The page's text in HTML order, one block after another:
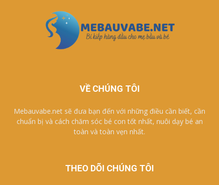
VỀ CHÚNG TÔI
Mebauvabe.net sẽ đưa bạn đến với những điều cần biết, cần
chuẩn bị và cách chăm sóc bé con tốt nhất, nuôi dạy bé an
toàn và toàn vẹn nhất.
THEO DÕI CHÚNG TÔI